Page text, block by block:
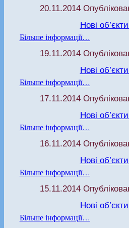
20.11.2014
Нові
Більше інформації…
19.11.2014
Нові
Більше інформації…
17.11.2014
Нові
Більше інформації…
16.11.2014
Нові
Більше інформації…
15.11.2014
Нові
Більше інформації…